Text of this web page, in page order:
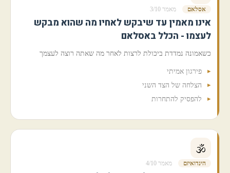
אסלאם מאמר 3/10
אינו מאמין עד שיבקש לאחיו מה שהוא מבקש
לעצמו - הכלל באסלאם
כשאמונה נמדדת ביכולת לרצות לאחר מה שאתה רוצה לעצמך
פירגון אמיתי
הצלחה של הצד השני
להפסיק להתחרות
🕉️
הינדואיזם מאמר 4/10